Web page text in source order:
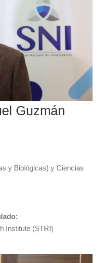
Guzmán
y Biológicas) y Ciencias
Institute (STRI)